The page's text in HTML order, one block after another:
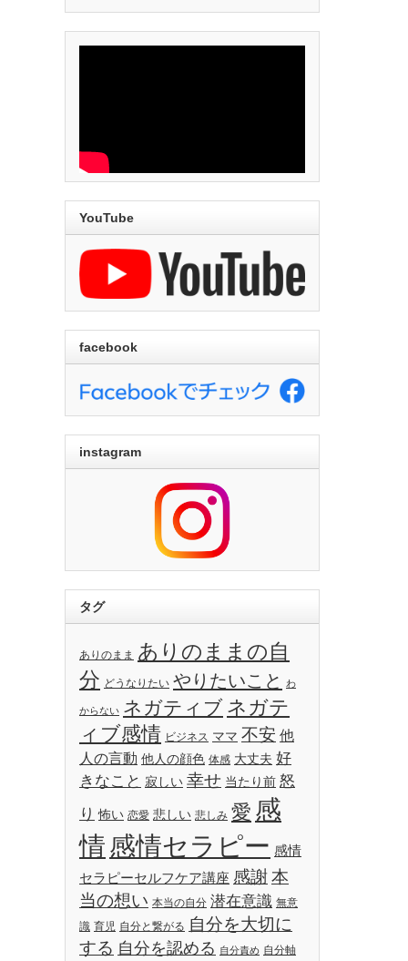
YouTube
facebook
instagram
タグ
ありのまま ありのままの自
分 どうなりたい やりたいこと わ
からない ネガティブ ネガテ
ィブ感情 ビジネス ママ 不安 他
人の言動 他人の顔色 体感 大丈夫 好
きなこと 寂しい 幸せ 当たり前 怒
り 怖い 恋愛 悲しい 悲しみ 愛 感
情感情セラピー 感情
セラピーセルフケア講座 感謝本
当の想い 本当の自分 潜在意識 無意
識 育児 自分と繋がる 自分を大切に
する 自分を認める 自分責め 自分軸